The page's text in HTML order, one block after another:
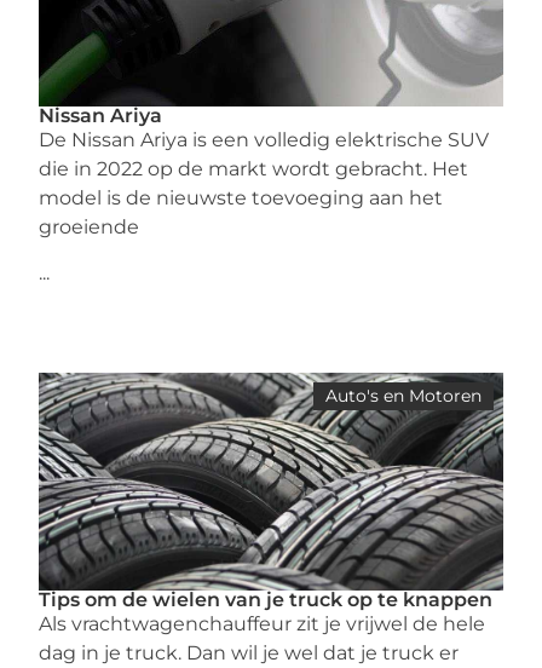
Nissan Ariya
De Nissan Ariya is een volledig elektrische SUV
die in 2022 op de markt wordt gebracht. Het
model is de nieuwste toevoeging aan het
groeiende
...
Auto's en Motoren
Tips om de wielen van je truck op te knappen
Als vrachtwagenchauffeur zit je vrijwel de hele
dag in je truck. Dan wil je wel dat je truck er